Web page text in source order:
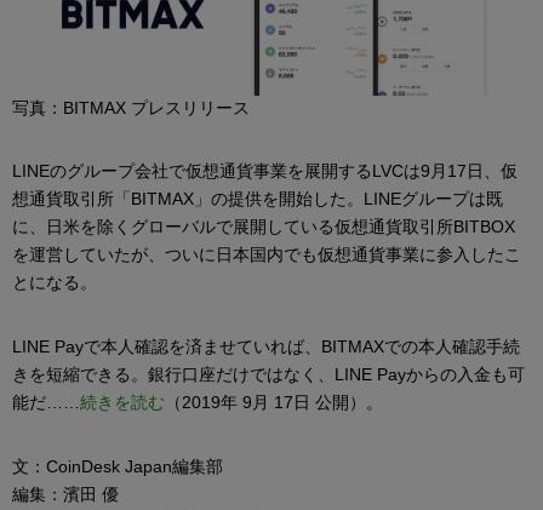
写真：BITMAX プレスリリース
LINEのグループ会社で仮想通貨事業を展開するLVCは9月17日、仮
想通貨取引所「BITMAX」の提供を開始した。LINEグループは既
に、日米を除くグローバルで展開している仮想通貨取引所BITBOX
を運営していたが、ついに日本国内でも仮想通貨事業に参入したこ
とになる。
LINE Payで本人確認を済ませていれば、BITMAXでの本人確認手続
きを短縮できる。銀行口座だけではなく、LINE Payからの入金も可
能だ…… 続きを読む （2019年 9月 17日 公開）。
文：CoinDesk Japan編集部
編集：濱田 優